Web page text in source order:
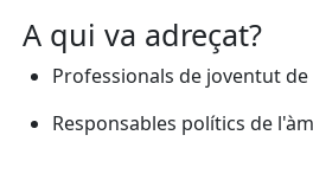
A qui va adreçat?
Professionals de joventut de
Responsables polítics de